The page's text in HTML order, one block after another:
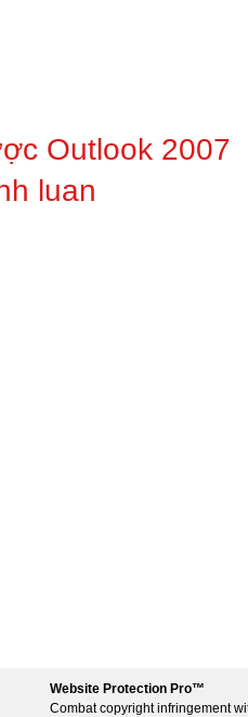
Outlook 2007
luan
Website Protection Pro™
Combat copyright infringement